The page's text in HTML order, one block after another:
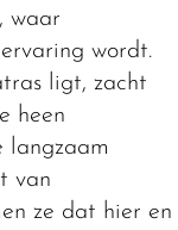
waar
wordt.
ligt, zacht
heen
langzaam
van
ze dat hier en